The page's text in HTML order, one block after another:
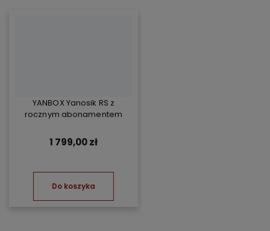
YANBOX Yanosik RS z
rocznym abonamentem
1 799,00 zł
Do koszyka